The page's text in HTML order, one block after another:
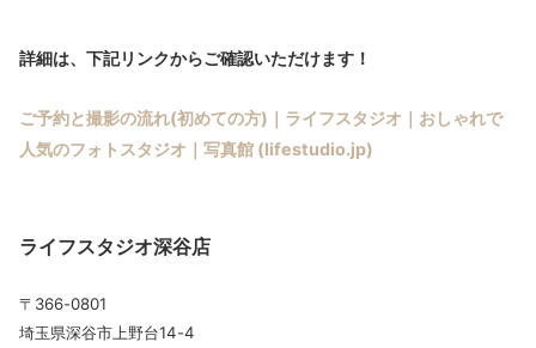
詳細は、下記リンクからご確認いただけます！
ご予約と撮影の流れ(初めての方)｜ライフスタジオ｜おしゃれで
人気のフォトスタジオ｜写真館 (lifestudio.jp)
ライフスタジオ深谷店
〒366-0801
埼玉県深谷市上野台14-4